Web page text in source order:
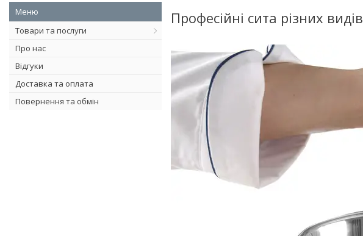
Товари та послуги
Про нас
Відгуки
Доставка та оплата
Повернення та обмін
Професійні сита різних видів